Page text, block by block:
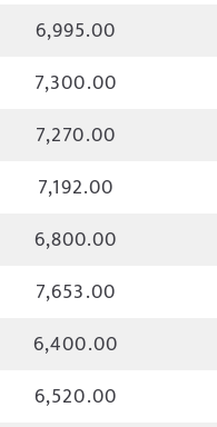
6,995.00
7,300.00
7,270.00
7,192.00
6,800.00
7,653.00
6,400.00
6,520.00